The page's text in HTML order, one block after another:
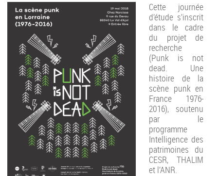
Cette journée
d’étude s’inscrit
dans le cadre
du projet de
recherche
(Punk is not
dead. Une
histoire de la
scène punk en
France 1976-
2016), soutenu
par le
programme
Intelligence des
patrimoines du
CESR, THALIM
et l’ANR.